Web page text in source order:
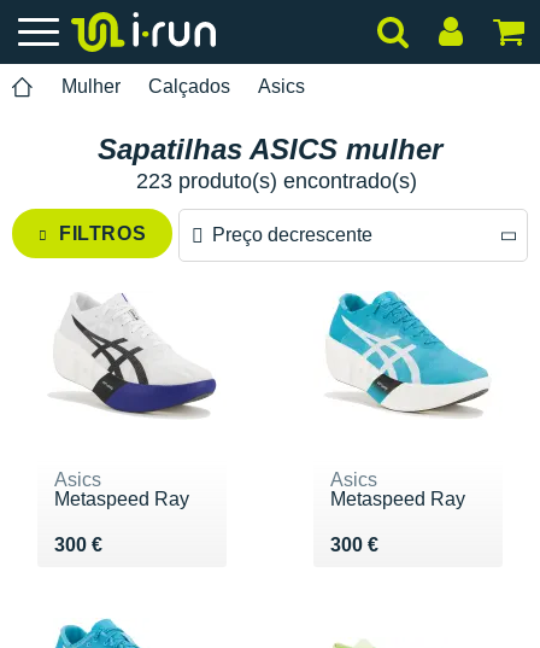
Mulher Calçados Asics
Sapatilhas ASICS mulher
223 produto(s) encontrado(s)
FILTROS Preço decrescente
Preço crescente
Asics
Metaspeed Ray
300 €
Vendu 300 €
Asics
Metaspeed Ray
300 €
Vendu 300 €